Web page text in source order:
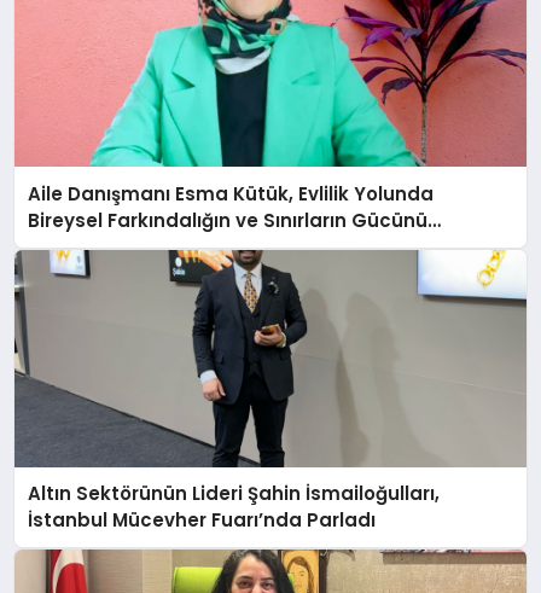
Aile Danışmanı Esma Kütük, Evlilik Yolunda
Bireysel Farkındalığın ve Sınırların Gücünü
Anlatıyor
Altın Sektörünün Lideri Şahin İsmailoğulları,
İstanbul Mücevher Fuarı’nda Parladı ￼